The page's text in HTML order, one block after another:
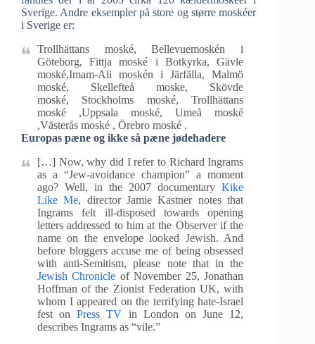
Sverige. Andre eksempler på store og større moskéer
i Sverige er:
Trollhättans moské, Bellevuemoskén i
Göteborg, Fittja moské i Botkyrka, Gävle
moské,Imam-Ali moskén i Järfälla, Malmö
moské, Skellefteå moske, Skövde
moské, Stockholms moské, Trollhättans
moské ,Uppsala moské, Umeå moské
,Västerås moské , Örebro moské .
Europas pæne og ikke så pæne jødehadere
[…] Now, why did I refer to Richard Ingrams
as a “Jew-avoidance champion” a moment
ago? Well, in the 2007 documentaryKike
Like Me, director Jamie Kastner notes that
Ingrams felt ill-disposed towards opening
letters addressed to him at the Observer if the
name on the envelope looked Jewish. And
before bloggers accuse me of being obsessed
with anti-Semitism, please note that in the
Jewish Chronicle of November 25, Jonathan
Hoffman of the Zionist Federation UK, with
whom I appeared on the terrifying hate-Israel
fest onPress TV in London on June 12,
describes Ingrams as “vile.”